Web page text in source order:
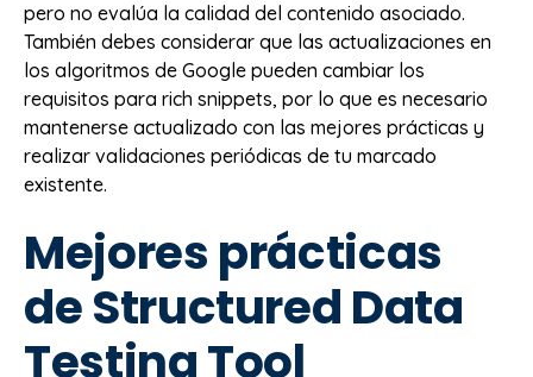
pero no evalúa la calidad del contenido asociado.
También debes considerar que las actualizaciones en
los algoritmos de Google pueden cambiar los
requisitos para rich snippets, por lo que es necesario
mantenerse actualizado con las mejores prácticas y
realizar validaciones periódicas de tu marcado
existente.
Mejores prácticas
de Structured Data
Testing Tool